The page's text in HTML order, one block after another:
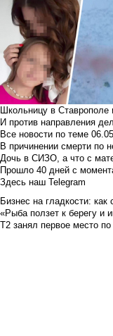
Школьницу в Ставрополе
И против направления
Все новости по теме
В причинении смерти по
Дочь в СИЗО, а что с
Прошло 40 дней с
Здесь наш Telegram
Бизнес на гладкости:
«Рыба ползет к берегу и
Т2 занял первое место